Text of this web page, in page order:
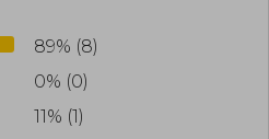
89% (8)
0% (0)
11% (1)